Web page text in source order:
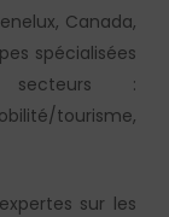
Canada,
spécialisées
:
tourisme,
sur les